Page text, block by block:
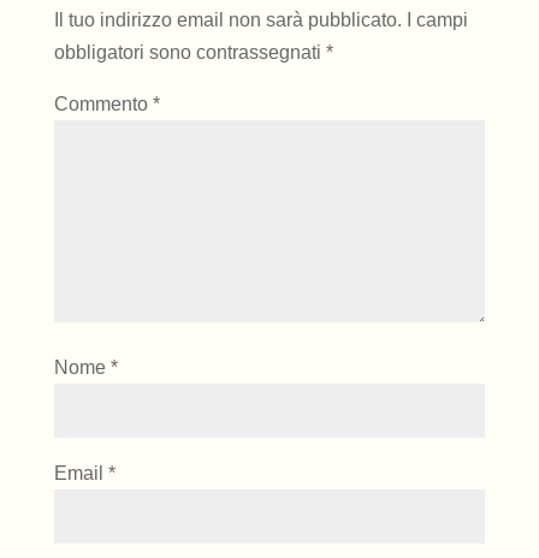
Il tuo indirizzo email non sarà pubblicato.
I campi
obbligatori sono contrassegnati *
Commento *
Nome *
Email *